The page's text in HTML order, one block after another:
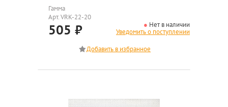
Гамма
Арт. VRK-22-20
505 ₽
Нет в наличии
Уведомить о поступлении